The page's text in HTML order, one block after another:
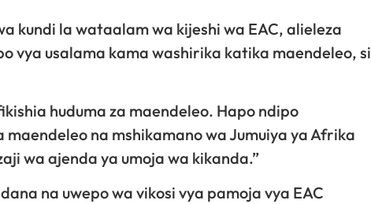
kundi la wataalam wa kijeshi wa EAC, alieleza
vya usalama kama washirika katika maendeleo, si
huduma za maendeleo. Hapo ndipo
na mshikamano wa Jumuiya ya Afrika
wa ajenda ya umoja wa kikanda.”
na uwepo wa vikosi vya pamoja vya EAC